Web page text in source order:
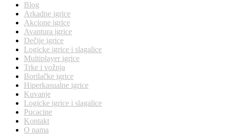
Blog
Arkadne igrice
Akcione igrice
Avantura igrice
Dečije igrice
Logicke igrice i slagalice
Multiplayer igrice
Trke i vožnja
Borilačke igrice
Hiperkasualne igrice
Kuvanje
Logicke igrice i slagalice
Pucacine
Kontakt
O nama